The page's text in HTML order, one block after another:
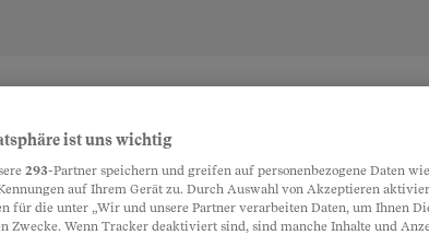
tun?
ihm nicht
das Gefühl der
ist uns wichtig
293-Partner speichern und greifen auf personenbezogene Daten
auf Ihrem Gerät zu. Durch Auswahl von Akzeptieren
für die unter „Wir und unsere Partner verarbeiten Daten, um Ihnen
Zwecke. Wenn Tracker deaktiviert sind, sind manche Inhalte und